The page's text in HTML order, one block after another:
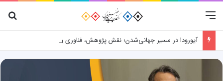
منو
آیورودا در مسیر جهانی‌شدن؛ نقش پژوهش، فناوری و شواهد علمی